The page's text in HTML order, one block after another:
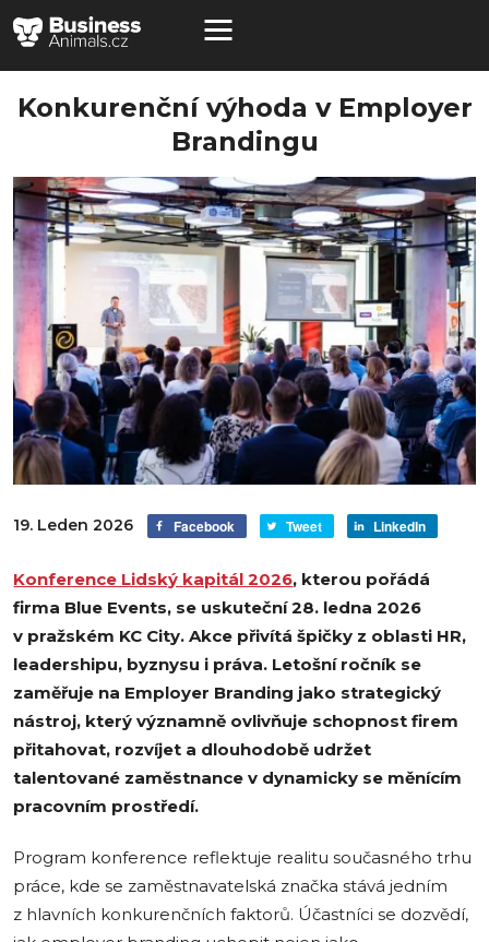
Konkurenční výhoda v Employer
Brandingu
19. Leden 2026 Facebook Tweet LinkedIn
Konference Lidský kapitál 2026, kterou pořádá
firma Blue Events, se uskuteční 28. ledna 2026
v pražském KC City. Akce přivítá špičky z oblasti HR,
leadershipu, byznysu i práva. Letošní ročník se
zaměřuje na Employer Branding jako strategický
nástroj, který významně ovlivňuje schopnost firem
přitahovat, rozvíjet a dlouhodobě udržet
talentované zaměstnance v dynamicky se měnícím
pracovním prostředí.
Program konference reflektuje realitu současného trhu
práce, kde se zaměstnavatelská značka stává jedním
z hlavních konkurenčních faktorů. Účastníci se dozvědí,